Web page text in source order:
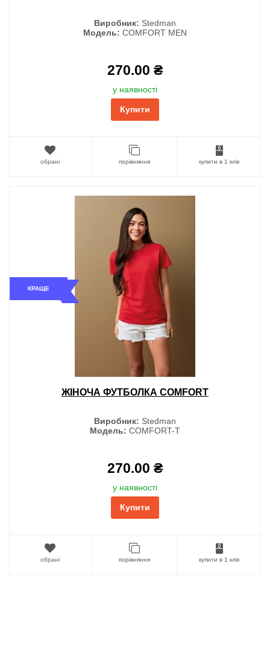
Виробник: Stedman
Модель: COMFORT MEN
270.00 ₴
у наявності
Купити
обрані порівняння купити в 1 клік
КРАЩЕ
ЖІНОЧА ФУТБОЛКА COMFORT
Виробник: Stedman
Модель: COMFORT-T
270.00 ₴
у наявності
Купити
обрані порівняння купити в 1 клік